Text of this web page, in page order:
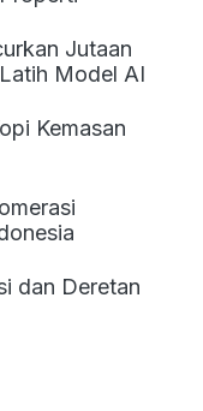
Jutaan
Model AI
Kemasan
dan Deretan